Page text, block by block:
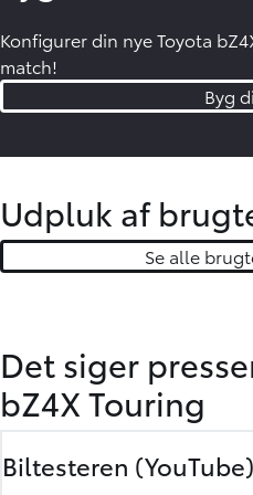
Konfigurer din nye Toyota
match!
Byg
Udpluk af
Se alle
Det siger
bZ4X Touring
Biltesteren (YouTube)